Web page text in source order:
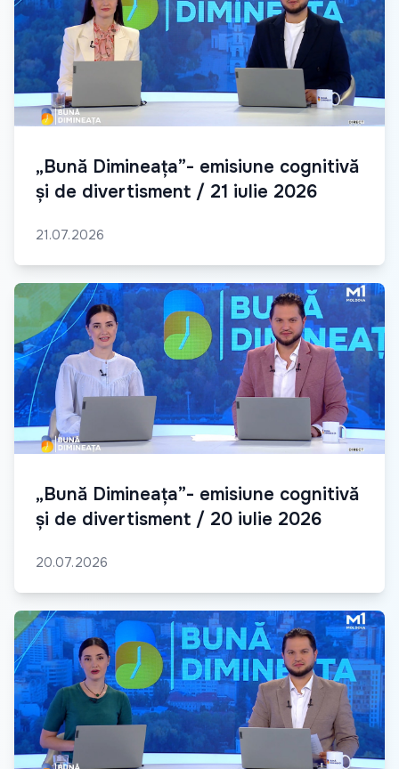
„Bună Dimineața”- emisiune cognitivă
și de divertisment / 21 iulie 2026
21.07.2026
„Bună Dimineața”- emisiune cognitivă
și de divertisment / 20 iulie 2026
20.07.2026